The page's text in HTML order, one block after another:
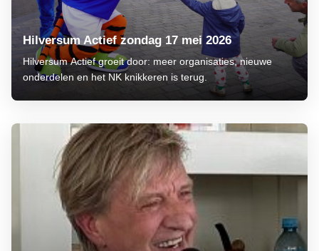
Hilversum Actief zondag 17 mei 2026
Hilversum Actief groeit door: meer organisaties, nieuwe
onderdelen en het NK knikkeren is terug.